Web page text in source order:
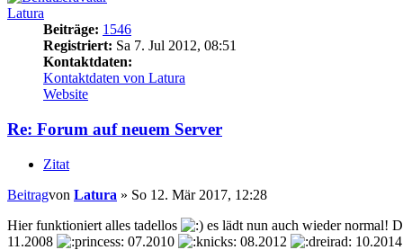
Latura
Beiträge: 1546
Registriert: Sa 7. Jul 2012, 08:51
Kontaktdaten:
Kontaktdaten von Latura
Website
Re: Forum auf neuem Server
Zitat
Beitragvon Latura » So 12. Mär 2017, 12:28
Hier funktioniert alles tadellos
es lädt nun auch wieder normal!
11.2008
07.2010 08.2012 10.2014